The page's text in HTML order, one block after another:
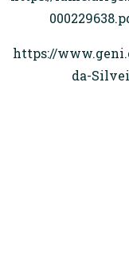
https://
da-